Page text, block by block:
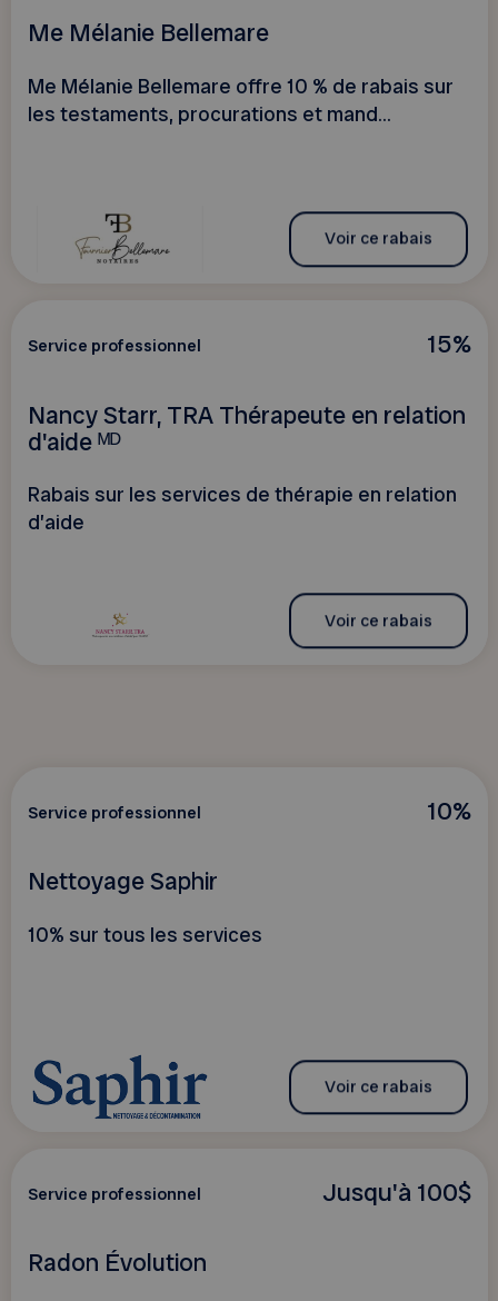
Me Mélanie Bellemare
Me Mélanie Bellemare offre 10 % de rabais sur
les testaments, procurations et mand...
Voir ce rabais
15%
Service professionnel
Nancy Starr, TRA Thérapeute en relation
d'aide ᴹᴰ
Rabais sur les services de thérapie en relation
d’aide
Voir ce rabais
10%
Service professionnel
Nettoyage Saphir
10% sur tous les services
Voir ce rabais
Jusqu'à 100$
Service professionnel
Radon Évolution